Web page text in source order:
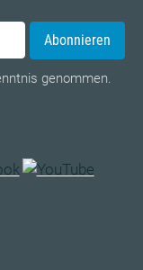
Abonnieren
genommen.